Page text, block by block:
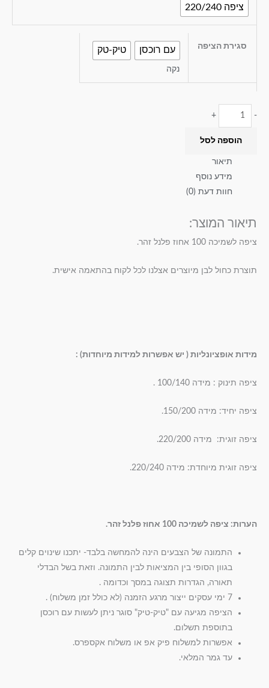
ציפה 220/240
סגירת הציפה עם רוכסן טיק-טק
נקה
-
+
הוספה לסל
תיאור
מידע נוסף
חוות דעת (0)
תיאור המוצר:
ציפה לשמיכה 100 אחוז פלנל זהר.
תוצרת כחול לבן מיוצרים אצלנו לכל לקוח בהתאמה אישית.
מידות אופציונליות ( יש אפשרות למידות מיוחדות) :
ציפה תינוק : מידה 100/140 .
ציפה יחיד: מידה 150/200.
ציפה זוגית: מידה 220/200.
ציפה זוגית מיוחדת: מידה 220/240.
הערות: ציפה לשמיכה 100 אחוז פלנל זהר.
התמונה של הצבעים הינה להמחשה בלבד- יתכנו שינוים קלים
בגוון הסופי בין המציאות לבין התמונה. וזאת בשל הבדלי
תאורה, הגדרות תצוגה במסך וכדומה .
7 ימי עסקים ייצור מרגע הזמנה (לא כולל זמן משלוח) .
הציפה מגיעה עם "טיק-טיק" סוגר ניתן לעשות עם רוכסן
בתוספת תשלום.
אפשרות למשלוח פיק אפ או משלוח אקספרס.
עד גמר המלאי.